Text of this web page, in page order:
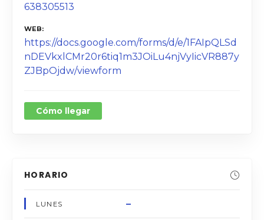
638305513
WEB
https://docs.google.com/forms/d/e/1FAIpQLSd
nDEVkxlCMr20r6tiq1m3JOiLu4njVyIicVR887y
ZJBpOjdw/viewform
Cómo llegar
HORARIO
LUNES –